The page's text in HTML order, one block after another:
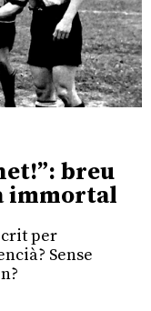
breu
immortal
crit per
Sense